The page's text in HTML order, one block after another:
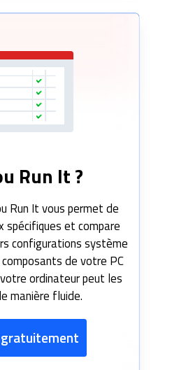
Run It ?
Run It vous permet de
spécifiques et compare
configurations système
de votre PC
ordinateur peut les
manière fluide.
gratuitement